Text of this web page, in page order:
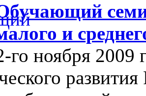
и
го ноября 2009